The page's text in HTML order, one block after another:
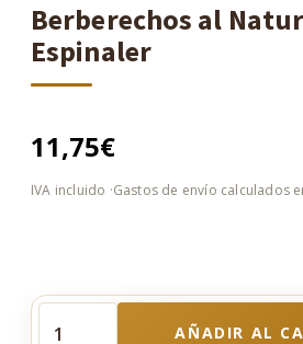
Berberechos al
Espinaler
11,75€
AÑADIR AL